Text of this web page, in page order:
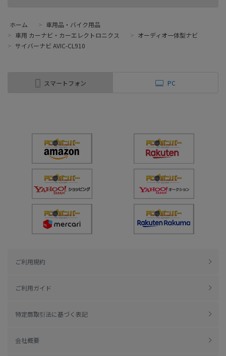
ホーム > 車用品・バイク用品
> 車用 カーナビ・カーエレクトロニクス > オーディオ一体型ナビ
> サイバーナビ AVIC-CL910
スマートフォン PC
ご利用規約
ご利用ガイド
特定商取引法に基づく表記
会社概要